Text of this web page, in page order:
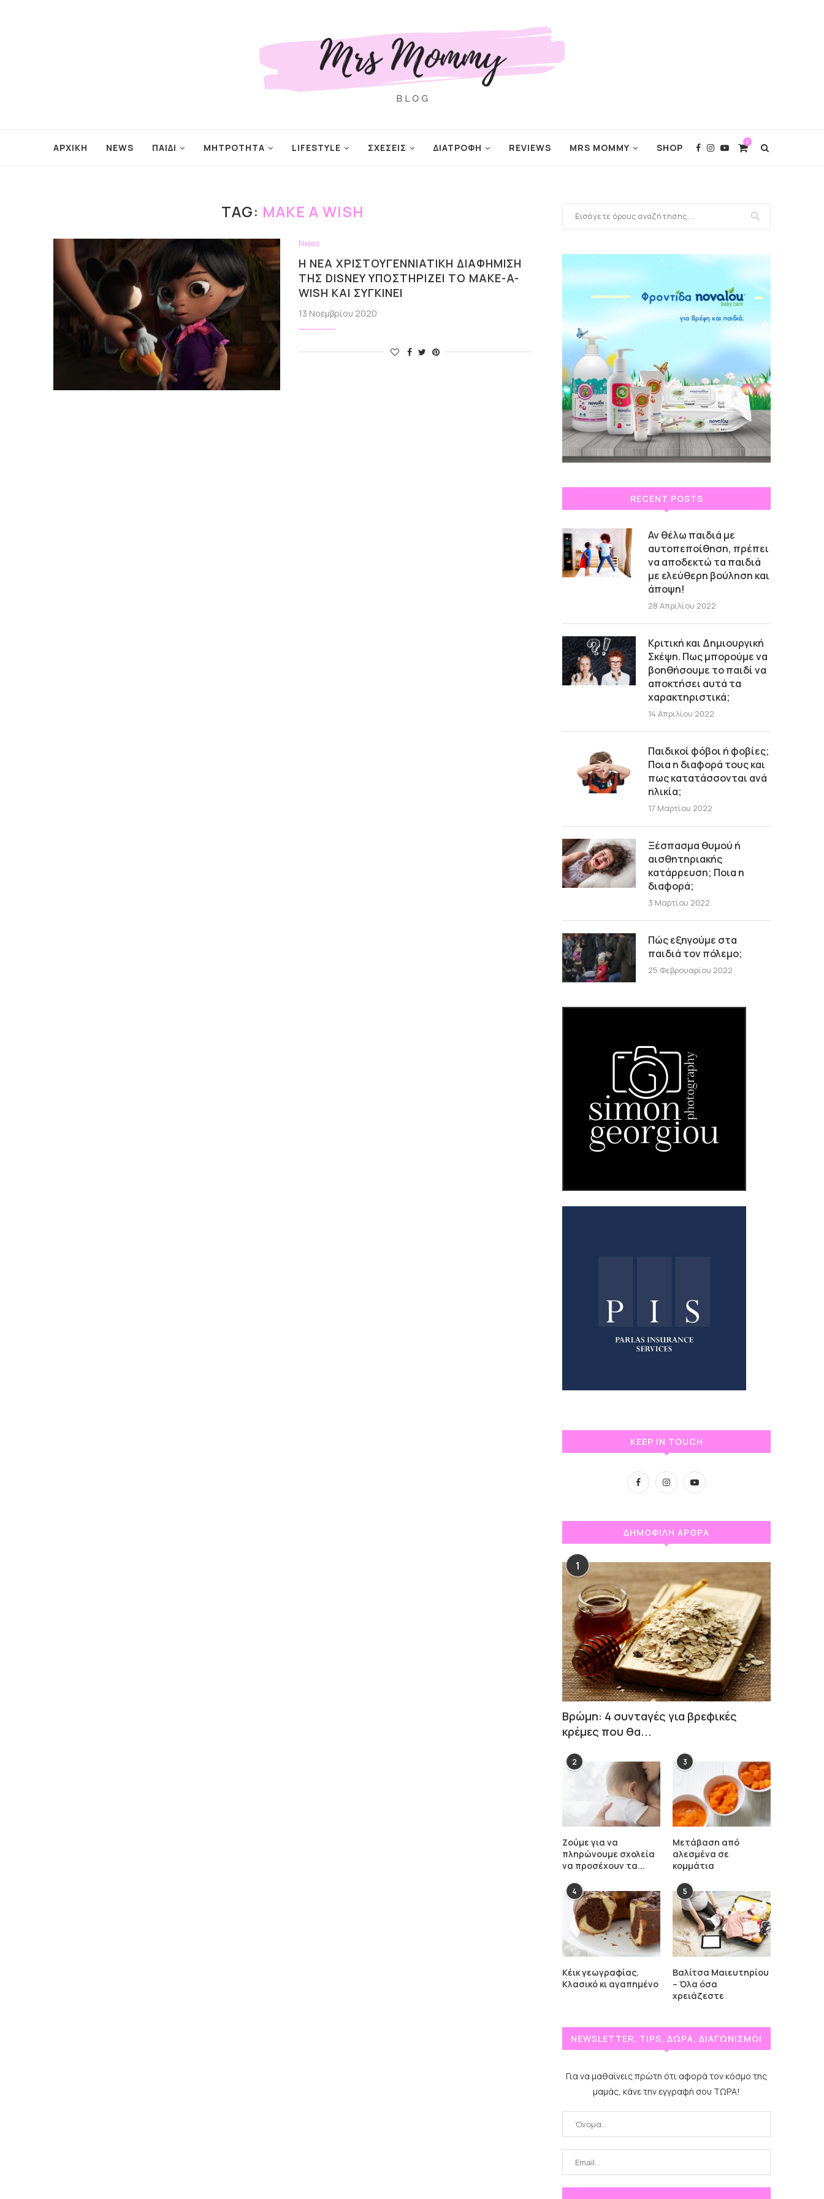
ΑΡΧΙΚΗ NEWS ΠΑΙΔΙ ΜΗΤΡΟΤΗΤΑ LIFESTYLE ΣΧΕΣΕΙΣ ΔΙΑΤΡΟΦΗ REVIEWS MRS MOMMY SHOP
0
TAG: MAKE A WISH
News
Η ΝΈΑ ΧΡΙΣΤΟΥΓΕΝΝΙΆΤΙΚΗ ΔΙΑΦΉΜΙΣΗ
ΤΗΣ DISNEY ΥΠΟΣΤΗΡΊΖΕΙ ΤΟ MAKE-A-
WISH ΚΑΙ ΣΥΓΚΙΝΕΊ
13 Νοεμβρίου 2020
RECENT POSTS
Αν θέλω παιδιά με
αυτοπεποίθηση, πρέπει
να αποδεκτώ τα παιδιά
με ελεύθερη βούληση και
άποψη!
28 Απριλίου 2022
Κριτική και Δημιουργική
Σκέψη. Πως μπορούμε να
βοηθήσουμε το παιδί να
αποκτήσει αυτά τα
χαρακτηριστικά;
14 Απριλίου 2022
Παιδικοί φόβοι ή φοβίες;
Ποια η διαφορά τους και
πως κατατάσσονται ανά
ηλικία;
17 Μαρτίου 2022
Ξέσπασμα θυμού ή
αισθητηριακής
κατάρρευση; Ποια η
διαφορά;
3 Μαρτίου 2022
Πώς εξηγούμε στα
παιδιά τον πόλεμο;
25 Φεβρουαρίου 2022
KEEP IN TOUCH
ΔΗΜΟΦΙΛΗ ΑΡΘΡΑ
1
Βρώμη: 4 συνταγές για βρεφικές
κρέμες που θα...
2
Ζούμε για να
πληρώνουμε σχολεία
να προσέχουν τα...
3
Μετάβαση από
αλεσμένα σε
κομμάτια
4
Κέικ γεωγραφίας.
Κλασικό κι αγαπημένο
5
Βαλίτσα Μαιευτηρίου
– Όλα όσα
χρειάζεστε
NEWSLETTER, TIPS, ΔΩΡΑ, ΔΙΑΓΩΝΙΣΜΟΙ
Για να μαθαίνεις πρώτη ότι αφορά τον κόσμο της
μαμάς, κάνε την εγγραφή σου ΤΩΡΑ!